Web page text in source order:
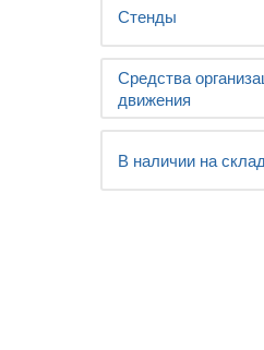
Стенды
Средства
движения
В наличии на